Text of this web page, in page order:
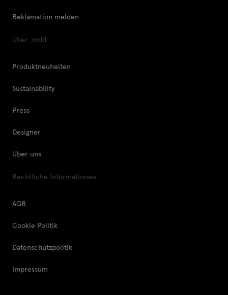
Reklamation melden
Über .mdd
Produktneuheiten
Sustainability
Press
Designer
Über uns
Rechtliche Informationen
AGB
Cookie Politik
Datenschutzpolitik
Impressum